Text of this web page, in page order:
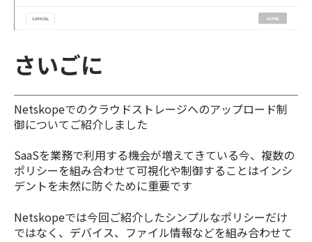
さいごに
Netskopeでのクラウドストレージへのアップロード制
御についてご紹介しました
SaaSを業務で利用する機会が増えてきている今、複数の
ポリシーを組み合わせて可視化や制御することはインシ
デントを未然に防ぐために重要です
Netskopeでは今回ご紹介したシンプルなポリシーだけ
ではなく、デバイス、ファイル情報などを組み合わせて